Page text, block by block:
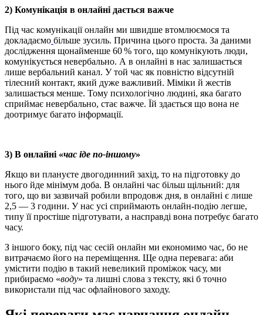
2) Комунікація в онлайні дається важче
Під час комунікації онлайн ми швидше втомлюємося та
докладаємо більше зусиль. Причина цього проста. За даними
дослідження щонайменше 60 % того, що комунікують люди,
комунікується невербально. А в онлайні в нас залишається
лише вербальний канал. У той час як повністю відсутній
тілесний контакт, який дуже важливий. Міміки й жестів
залишається менше. Тому психологічно людині, яка багато
сприймає невербально, стає важче. Їй здається що вона не
доотримує багато інформації.
3) В онлайні «час іде по-іншому»
Якщо ви плануєте двогодинний захід, то на підготовку до
нього йде мінімум доба. В онлайні час більш щільний: для
того, що ви зазвичай робили впродовж дня, в онлайні є лише
2,5 — 3 години. У нас усі сприймають онлайн-подію легше,
типу її простіше підготувати, а насправді вона потребує багато
часу.
З іншого боку, під час сесій онлайн ми економимо час, бо не
витрачаємо його на переміщення. Ще одна перевага: аби
умістити подію в такий невеликий проміжок часу, ми
прибираємо «воду» та лишні слова з тексту, які б точно
використали під час офлайнового заходу.